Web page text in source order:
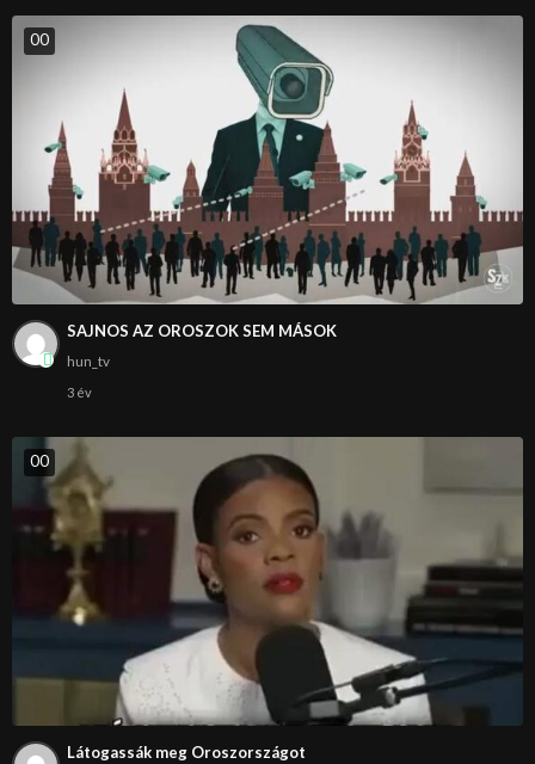
00
SAJNOS AZ OROSZOK SEM MÁSOK
hun_tv
3 év
00
Látogassák meg Oroszországot